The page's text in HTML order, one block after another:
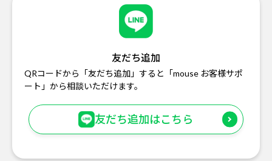
友だち追加
QRコードから「友だち追加」すると「mouse お客様サポ
ート」から相談いただけます。
友だち追加はこちら